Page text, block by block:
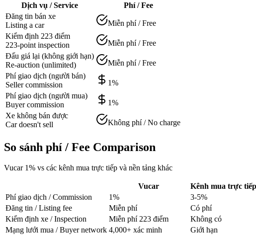
Dịch vụ / Service
Phí / Fee
Đăng tin bán xe
Listing a car
Miễn phí / Free
Kiểm định 223 điểm
223-point inspection
Miễn phí / Free
Đấu giá lại (không giới hạn)
Re-auction (unlimited)
Miễn phí / Free
Phí giao dịch (người bán)
Seller commission
1%
Phí giao dịch (người mua)
Buyer commission
1%
Xe không bán được
Car doesn't sell
Không phí / No charge
So sánh phí / Fee Comparison
Vucar 1% vs các kênh mua trực tiếp và nền tảng khác
Vucar Kênh mua trực tiếp
Phí giao dịch / Commission
1% 3-5%
Đăng tin / Listing fee
Miễn phí Có phí
Kiểm định xe / Inspection
Miễn phí 223 điểm Không có
Mạng lưới mua / Buyer network 4,000+ xác minh Giới hạn